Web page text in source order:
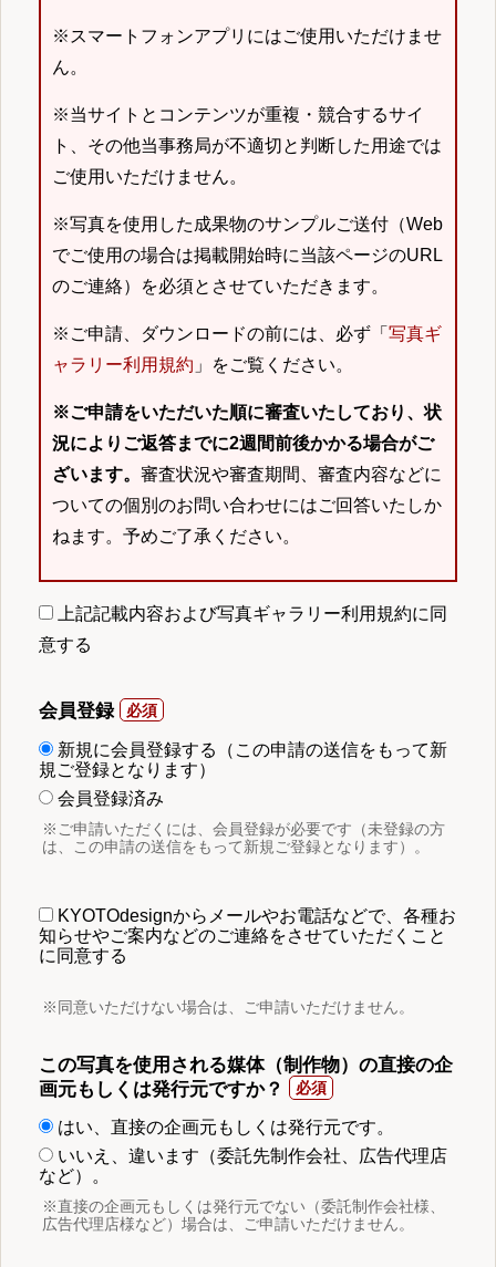
※スマートフォンアプリにはご使用いただけませ
ん。
※当サイトとコンテンツが重複・競合するサイ
ト、その他当事務局が不適切と判断した用途では
ご使用いただけません。
※写真を使用した成果物のサンプルご送付（Web
でご使用の場合は掲載開始時に当該ページのURL
のご連絡）を必須とさせていただきます。
※ご申請、ダウンロードの前には、必ず「 写真ギ
ャラリー利用規約 」をご覧ください。
※ご申請をいただいた順に審査いたしており、状
況によりご返答までに2週間前後かかる場合がご
ざいます。 審査状況や審査期間、審査内容などに
ついての個別のお問い合わせにはご回答いたしか
ねます。予めご了承ください。
上記記載内容および写真ギャラリー利用規約に同
意する
会員登録
新規に会員登録する（この申請の送信をもって新
規ご登録となります）
会員登録済み
※ご申請いただくには、会員登録が必要です（未登録の方
は、この申請の送信をもって新規ご登録となります）。
KYOTOdesignからメールやお電話などで、各種お
知らせやご案内などのご連絡をさせていただくこと
に同意する
※同意いただけない場合は、ご申請いただけません。
この写真を使用される媒体（制作物）の直接の企
画元もしくは発行元ですか？
はい、直接の企画元もしくは発行元です。
いいえ、違います（委託先制作会社、広告代理店
など）。
※直接の企画元もしくは発行元でない（委託制作会社様、
広告代理店様など）場合は、ご申請いただけません。